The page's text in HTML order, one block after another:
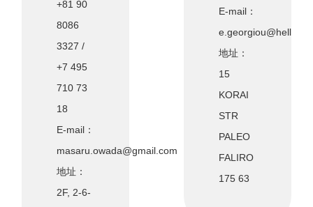
E-mail：
地址：
15
KORAI
STR
PALEO
FALIRO
175 63
+81 90
8086
3327 /
+7 495
710 73
18
E-mail：
masaru.owada@gmail.com
地址：
2F, 2-6-